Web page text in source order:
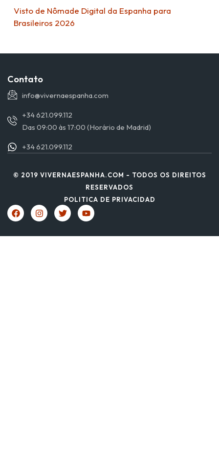
Visto de Nômade Digital da Espanha para
Brasileiros 2026
Contato
info@vivernaespanha.com
+34 621.099.112
Das 09:00 às 17:00 (Horário de Madrid)
+34 621.099.112
© 2019 VIVERNAESPANHA.COM - TODOS OS DIREITOS
RESERVADOS
POLITICA DE PRIVACIDAD